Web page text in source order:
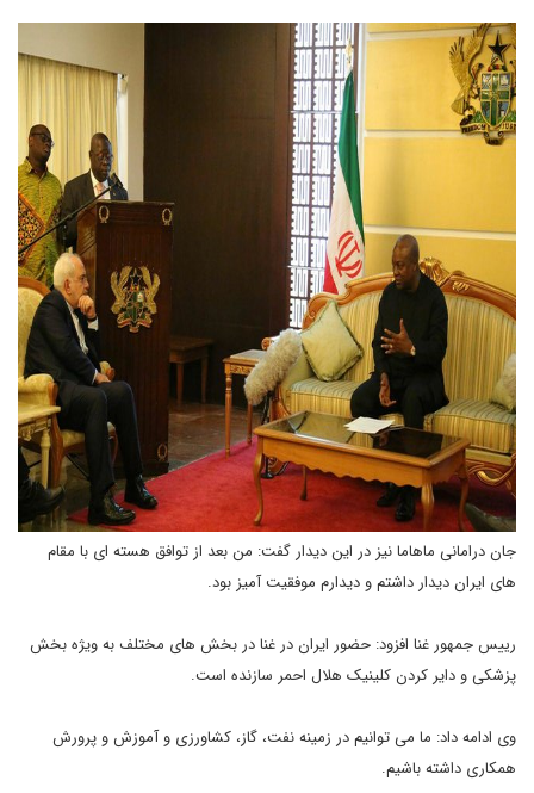
جان درامانی ماهاما نیز در این دیدار گفت: من بعد از توافق هسته ای با مقام
های ایران دیدار داشتم و دیدارم موفقیت آمیز بود.
رییس جمهور غنا افزود: حضور ایران در غنا در بخش های مختلف به ویژه بخش
پزشکی و دایر کردن کلینیک هلال احمر سازنده است.
وی ادامه داد: ما می توانیم در زمینه نفت، گاز، کشاورزی و آموزش و پرورش
همکاری داشته باشیم.